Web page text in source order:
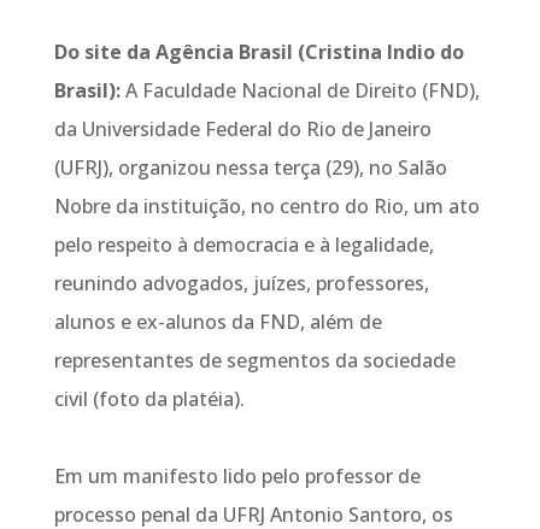
Do site da Agência Brasil (Cristina Indio do
Brasil):A Faculdade Nacional de Direito (FND),
da Universidade Federal do Rio de Janeiro
(UFRJ), organizou nessa terça (29), no Salão
Nobre da instituição, no centro do Rio, um ato
pelo respeito à democracia e à legalidade,
reunindo advogados, juízes, professores,
alunos e ex-alunos da FND, além de
representantes de segmentos da sociedade
civil (foto da platéia).
Em um manifesto lido pelo professor de
processo penal da UFRJ Antonio Santoro, os